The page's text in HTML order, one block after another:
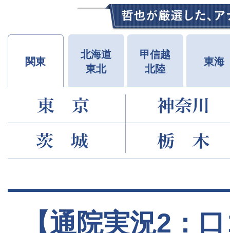
関東
北海道
東北
甲信越
北陸
東海
【通院実況2：